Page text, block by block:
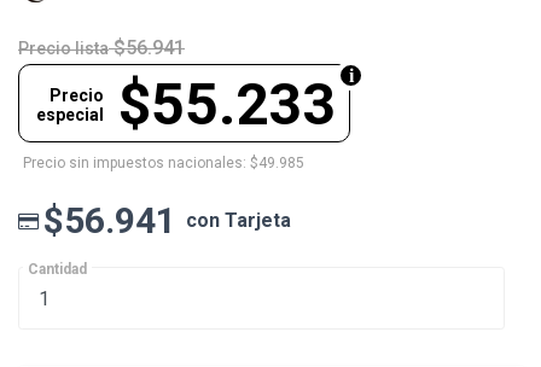
Precio lista $56.941
$55.233
Precio
especial
Precio sin impuestos nacionales: $49.985
$56.941 con Tarjeta
Cantidad